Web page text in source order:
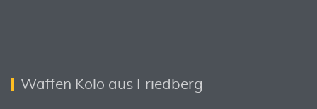
Waffen Kolo aus Friedberg